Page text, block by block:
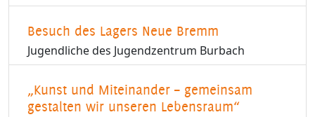
Besuch des Lagers Neue Bremm
Jugendliche des Jugendzentrum Burbach
„Kunst und Miteinander – gemeinsam
gestalten wir unseren Lebensraum“